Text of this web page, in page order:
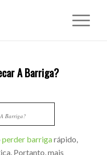
A Barriga?
Barriga?
perder barrigarápido,
Portanto, mais